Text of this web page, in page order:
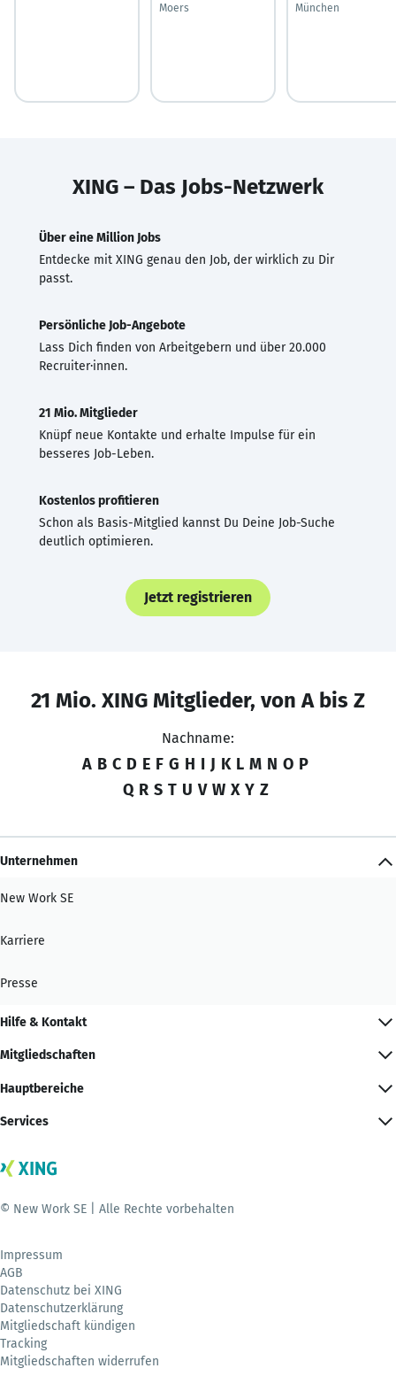
Moers
München
XING – Das Jobs-Netzwerk
Über eine Million Jobs
Entdecke mit XING genau den Job, der wirklich zu Dir
passt.
Persönliche Job-Angebote
Lass Dich finden von Arbeitgebern und über 20.000
Recruiter·innen.
21 Mio. Mitglieder
Knüpf neue Kontakte und erhalte Impulse für ein
besseres Job-Leben.
Kostenlos profitieren
Schon als Basis-Mitglied kannst Du Deine Job-Suche
deutlich optimieren.
Jetzt registrieren
21 Mio. XING Mitglieder, von A bis Z
Nachname:
A B C D E F G H I J K L M N O P
Q R S T U V W X Y Z
Unternehmen
New Work SE
Karriere
Presse
Hilfe & Kontakt
Mitgliedschaften
Hauptbereiche
Services
© New Work SE | Alle Rechte vorbehalten
Impressum
AGB
Datenschutz bei XING
Datenschutzerklärung
Mitgliedschaft kündigen
Tracking
Mitgliedschaften widerrufen